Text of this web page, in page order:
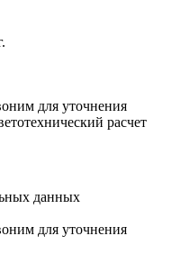
для уточнения
расчет
данных
для уточнения